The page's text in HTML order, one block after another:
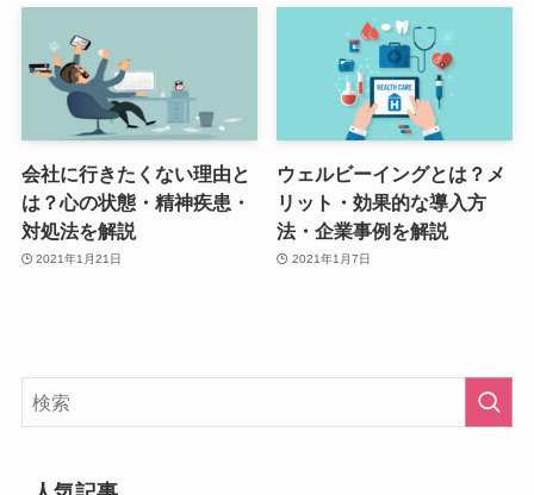
会社に行きたくない理由と
は？心の状態・精神疾患・
対処法を解説
2021年1月21日
ウェルビーイングとは？メ
リット・効果的な導入方
法・企業事例を解説
2021年1月7日